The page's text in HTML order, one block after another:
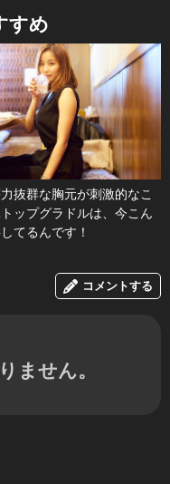
すめ
抜群な胸元が刺激的なこ
ップグラドルは、今こん
てるんです！
コメントする
ません。